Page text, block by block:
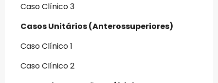
Caso Clínico 3
Casos Unitários (Anterossuperiores)
Caso Clínico 1
Caso Clínico 2